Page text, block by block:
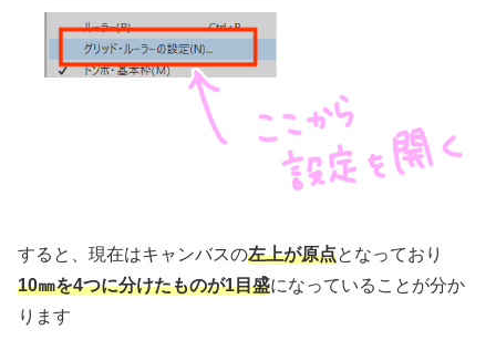
すると、現在はキャンバスの左上が原点となっており
10㎜を4つに分けたものが1目盛になっていることが分か
ります